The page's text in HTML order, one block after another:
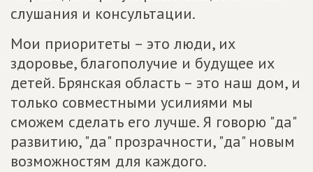
слушания и консультации.
Мои приоритеты – это люди, их
здоровье, благополучие и будущее их
детей. Брянская область – это наш дом, и
только совместными усилиями мы
сможем сделать его лучше. Я говорю "да"
развитию, "да" прозрачности, "да" новым
возможностям для каждого.